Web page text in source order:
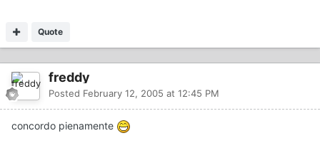
Quote
freddy
Posted February 12, 2005 at 12:45 PM
concordo pienamente